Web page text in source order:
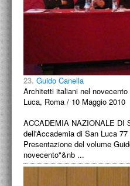
23. Guido Canella
Architetti italiani nel
Luca, Roma / 10 Maggio 2010
ACCADEMIA NAZIONALE DI
dell'Accademia di San Luca
Presentazione del volume
novecento"&nb ...